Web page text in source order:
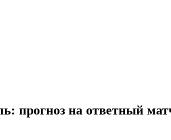
прогноз на ответный